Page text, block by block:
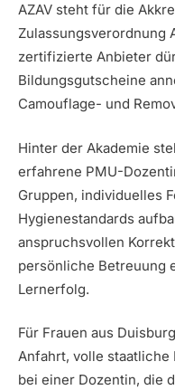
AZAV steht für die
Zulassungsverordnung
zertifizierte Anbieter
Bildungsgutscheine
Camouflage- und
Hinter der Akademie
erfahrene PMU-
Gruppen, individuelles
Hygienestandards
anspruchsvollen
persönliche Betreuung
Lernerfolg.
Für Frauen aus
Anfahrt, volle staatliche
bei einer Dozentin, die